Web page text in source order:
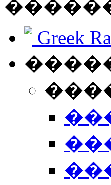
Greek